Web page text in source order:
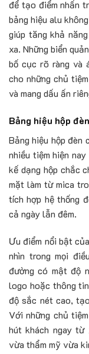
để tạo điểm nhấn
bảng hiệu alu
giúp tăng khả
xa. Những biển
bố cục rõ ràng và
cho những chủ
và mang dấu ấn
Bảng hiệu hộp đèn
Bảng hiệu hộp đèn
nhiều tiệm hiện
kế dạng hộp chắc
mặt làm từ mica
tích hợp hệ thống
cả ngày lẫn đêm.
Ưu điểm nổi bật
nhìn trong mọi
đường có mật độ
logo hoặc thông
độ sắc nét cao,
Với những chủ
hút khách ngay từ
vừa thẩm mỹ vừa